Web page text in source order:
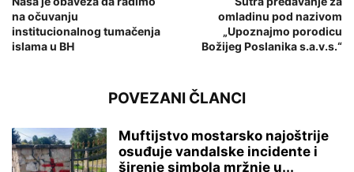
na očuvanju
institucionalnog tumačenja
islama u BH
omladinu pod nazivom
„Upoznajmo porodicu
Božijeg Poslanika s.a.v.s.“
POVEZANI ČLANCI
Muftijstvo mostarsko najoštrije
osuđuje vandalske incidente i
širenje simbola mržnje u...